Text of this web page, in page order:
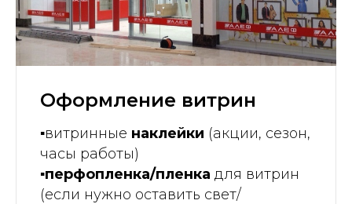
Оформление витрин
▪️витринные наклейки (акции, сезон,
часы работы)
▪️перфопленка/пленка для витрин
(если нужно оставить свет/